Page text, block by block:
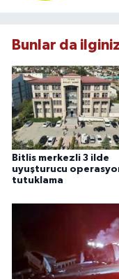
Bunlar da
Bitlis merkezli 3 ilde
uyuşturucu
tutuklama